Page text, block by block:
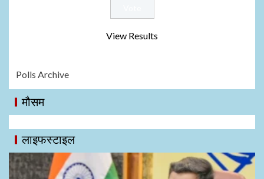
View Results
Polls Archive
मौसम
लाइफस्टाइल